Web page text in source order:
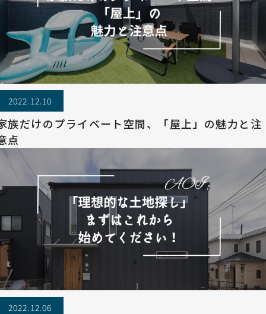
2022.12.10
族だけのプライベート空間、「屋上」の魅力と注
点
2022.12.06